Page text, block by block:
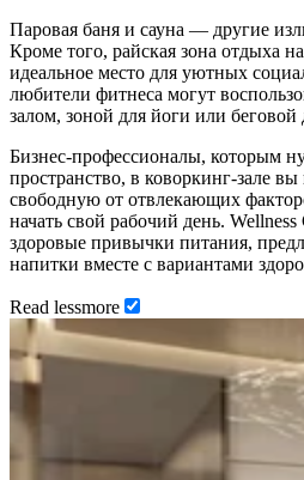
Паровая баня и сауна — другие
Кроме того, райская зона отдыха
идеальное место для уютных
любители фитнеса могут
залом, зоной для йоги или беговой
Бизнес-профессионалы, которым
пространство, в коворкинг-зале
свободную от отвлекающих
начать свой рабочий день.
здоровые привычки питания,
напитки вместе с вариантами
Read lessmore